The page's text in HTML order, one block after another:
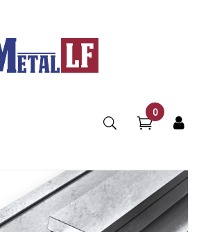
0